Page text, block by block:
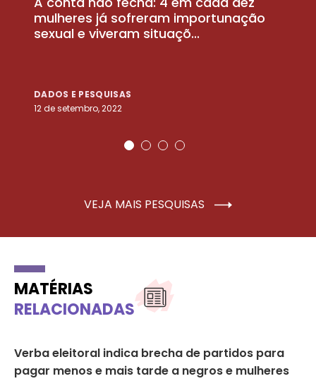
mulheres já sofreram importunação
sexual e viveram situaçõ...
DADOS E PESQUISAS
12 de setembro, 2022
VEJA MAIS PESQUISAS
MATÉRIAS
RELACIONADAS
Verba eleitoral indica brecha de partidos para
pagar menos e mais tarde a negros e mulheres